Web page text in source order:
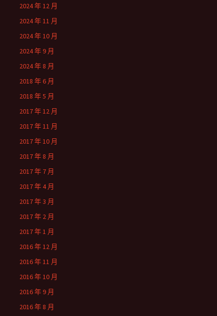
2024 年 12 月
2024 年 11 月
2024 年 10 月
2024 年 9 月
2024 年 8 月
2018 年 6 月
2018 年 5 月
2017 年 12 月
2017 年 11 月
2017 年 10 月
2017 年 8 月
2017 年 7 月
2017 年 4 月
2017 年 3 月
2017 年 2 月
2017 年 1 月
2016 年 12 月
2016 年 11 月
2016 年 10 月
2016 年 9 月
2016 年 8 月